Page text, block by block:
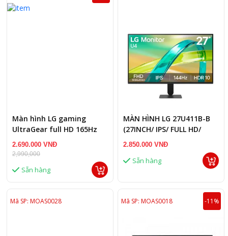
Màn hình LG gaming
UltraGear full HD 165Hz
24GQ50F
2.690.000 VNĐ
2,990,000
Sẵn hàng
MÀN HÌNH LG 27U411B-B
(27INCH/ IPS/ FULL HD/
144HZ/ 1MS)
2.850.000 VNĐ
Sẵn hàng
Mã SP: MOAS0028 Mã SP: MOAS0018 -11%